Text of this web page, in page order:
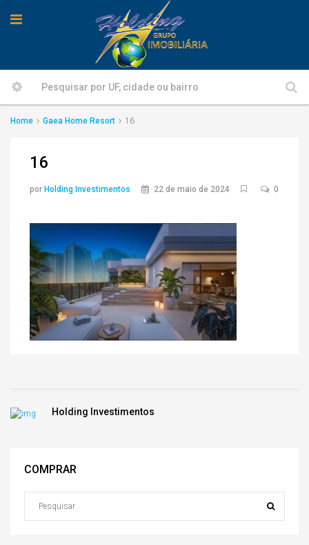
Home Gaea Home Resort 16
16
por Holding Investimentos 22 de maio de 2024 0
Holding Investimentos
COMPRAR